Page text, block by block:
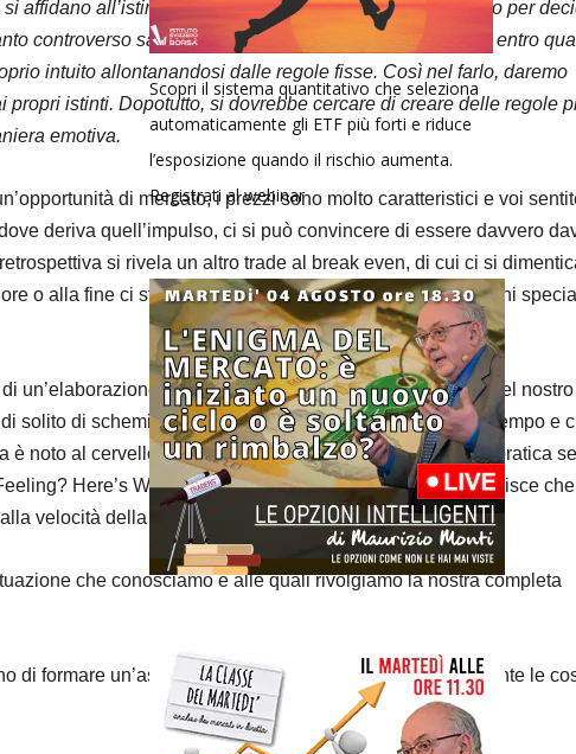
affidano all’istinto di pancia, ossia, usano il proprio intuito per
controverso sarà oggetto di investigazione per scoprire entro
intuito allontanandosi dalle regole fisse. Così nel farlo, daremo
istinti. Dopotutto, si dovrebbe cercare di creare delle regole
emotiva.
di mercato, i prezzi sono molto caratteristici e voi
deriva quell’impulso, ci si può convincere di essere davvero
si rivela un altro trade al break even, di cui ci si
o alla fine ci stiamo soltanto immaginando delle situazioni
un’elaborazione inconscia delle informazioni all’interno del nostro
solito di schemi che abbiamo percepito con l’andare del tempo e
noto al cervello, meglio saprà intuitivamente metterlo in pratica
Here’s What the Science Says”, Al Pittampalli asserisce che
velocità della luce:
che conosciamo e alle quali rivolgiamo la nostra completa
di formare un’aspettativa. Vediamo con gli occhi della mente le
Scopri il sistema quantitativo che seleziona
automaticamente gli ETF più forti e riduce
l’esposizione quando il rischio aumenta.
Registrati al webinar